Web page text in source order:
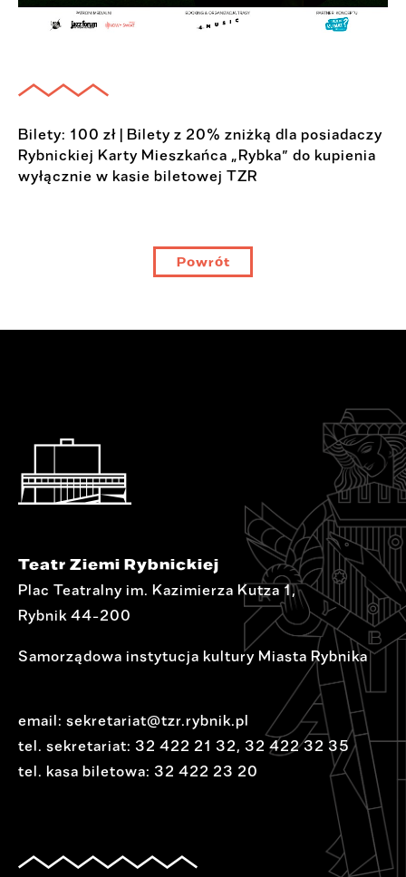
Bilety: 100 zł | Bilety z 20% zniżką dla posiadaczy
Rybnickiej Karty Mieszkańca „Rybka” do kupienia
wyłącznie w kasie biletowej TZR
Powrót
Teatr Ziemi Rybnickiej
Plac Teatralny im. Kazimierza Kutza 1,
Rybnik 44-200
Samorządowa instytucja kultury Miasta Rybnika
email: sekretariat@tzr.rybnik.pl
tel. sekretariat: 32 422 21 32, 32 422 32 35
tel. kasa biletowa: 32 422 23 20